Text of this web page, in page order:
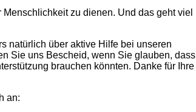
zu dienen. Und das geht viel
natürlich über aktive Hilfe bei unseren
Sie uns Bescheid, wenn Sie glauben, dass
brauchen könnten. Danke für Ihre
an: